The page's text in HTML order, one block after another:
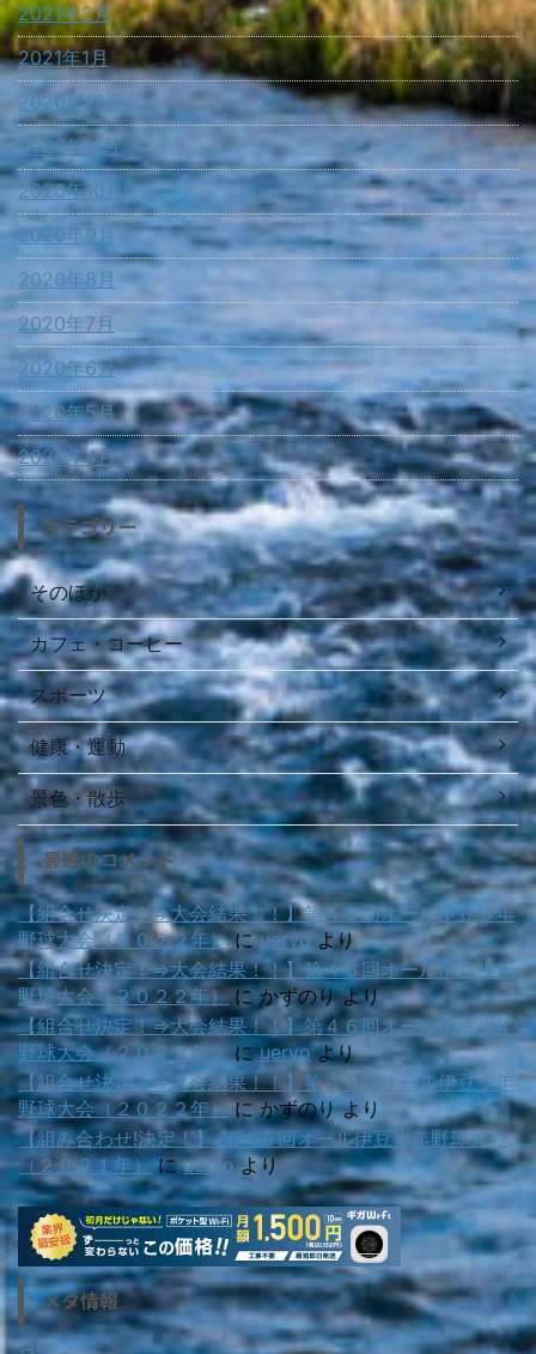
2021年2月
2021年1月
2020年12月
2020年11月
2020年10月
2020年9月
2020年8月
2020年7月
2020年6月
2020年5月
2020年4月
カテゴリー
そのほか
カフェ・コーヒー
スポーツ
健康・運動
景色・散歩
最近のコメント
【組合せ決定！⇒大会結果！！】第４６回オール伊豆少年
野球大会（２０２２年）にueryo より
【組合せ決定！⇒大会結果！！】第４６回オール伊豆少年
野球大会（２０２２年）にかずのりより
【組合せ決定！⇒大会結果！！】第４６回オール伊豆少年
野球大会（２０２２年） にueryoより
【組合せ決定！⇒大会結果！！】第４６回オール伊豆少年
野球大会（２０２２年）にかずのりより
【組み合わせ!決定！】 第４５回オール伊豆少年野球大会
（２０２１年）にueryoより
メタ情報